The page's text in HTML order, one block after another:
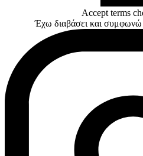
Accept terms
Έχω διαβάσει και